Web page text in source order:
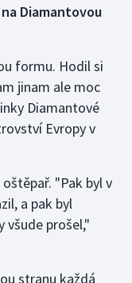
Diamantovou
formu. Hodil si
jinam ale moc
Diamantové
Evropy v
"Pak byl v
a pak byl
všude prošel,"
stranu každá